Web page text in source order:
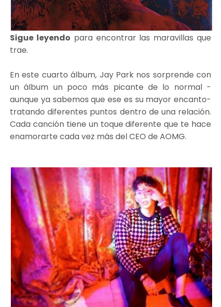
Sigue leyendo para encontrar las maravillas que
trae.
En este cuarto álbum, Jay Park nos sorprende con
un álbum un poco más picante de lo normal -
aunque ya sabemos que ese es su mayor encanto-
tratando diferentes puntos dentro de una relación.
Cada canción tiene un toque diferente que te hace
enamorarte cada vez más del CEO de AOMG.